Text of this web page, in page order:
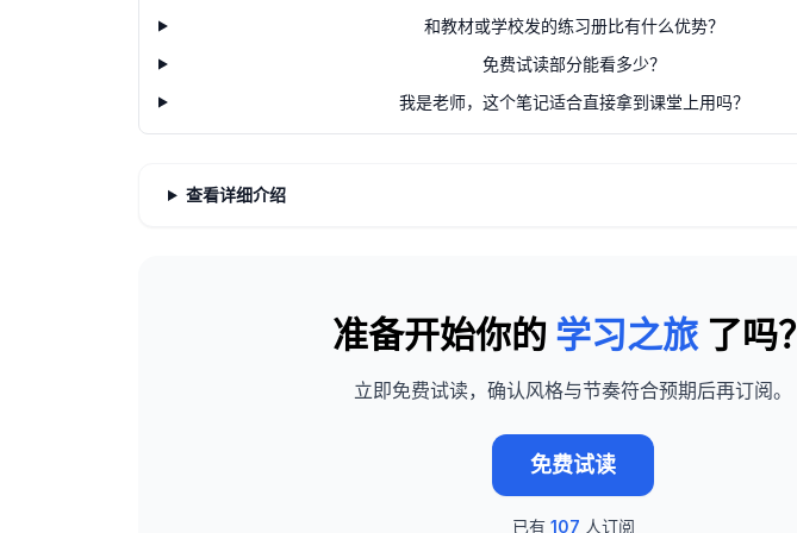
和教材或学校发的练习册比有什么优势？
免费试读部分能看多少？
我是老师，这个笔记适合直接拿到课堂上用吗？
查看详细介绍
准备开始你的 学习之旅 了吗？
立即免费试读，确认风格与节奏符合预期后再订阅。
免费试读
已有 107 人订阅